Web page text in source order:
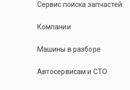
Сервис поиска запчастей
Компании
Машины в разборе
Автосервисам и СТО